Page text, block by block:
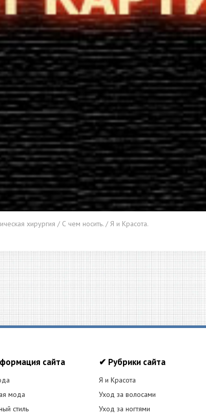
хирургия / С чем носить. / Я и Красота.
сайта
мода
стиль
✔ Рубрики сайта
Я и Красота
Уход за волосами
Уход за ногтями